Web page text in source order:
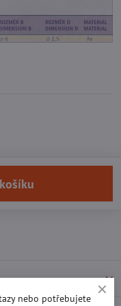
košíku
nebo potřebujete